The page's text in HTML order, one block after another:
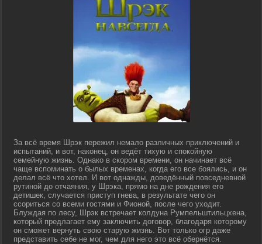
За всё время Шрэк пережил немало различных приключений и
испытаний, и вот, наконец, он ведёт тихую и спокойную
семейную жизнь. Однако в скором времени, он начинает всё
чаще вспоминать о былых временах, когда его все боялись, и он
делал всё что хотел. И вот однажды, доведённый повседневной
рутиной до отчаяния, у Шрэка, прямо на дне рождения его
детишек, случается приступ гнева, в результате чего он
ссориться со всеми гостями и Фионой, после чего уходит.
Блуждая по лесу, Шрэк встречает колдуна Румпельштильцхена,
который предлагает ему заключить договор, благодаря которому
он сможет вернуть свою старую жизнь. Вот только огр даже
представить себе не мог, чем для него это всё обернётся.